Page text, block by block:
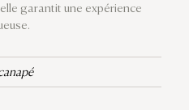
garantit une expérience